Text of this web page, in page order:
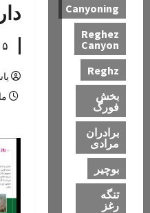
۵ فروردین روز ملی داراب
Canyoning
Reghez
Canyon
Reghz
بخش
فورگ
برادران
مرادی
بوچیر
تنگه
رغز